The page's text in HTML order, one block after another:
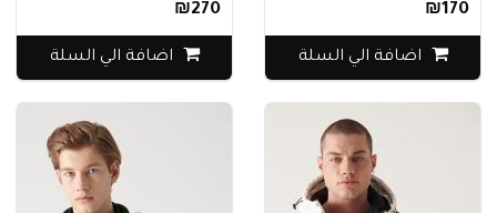
₪170
اضافة الي السلة
₪270
اضافة الي السلة